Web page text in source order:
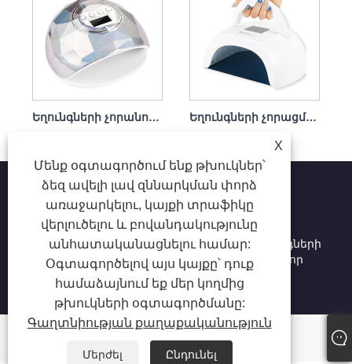
Եղունգների չորանոց Եղունգների չորացման լամպ եղունգների լաքերի համար 86w Եղունգների չորացման լամպ Սպիտակ բուժիչ արագ 80 վտ շարժական
X
Մենք օգտագործում ենք թխուկներ՝
ձեզ ավելի լավ զննարկման փորձ
առաջարկելու, կայքի տրաֆիկը
վերլուծելու և բովանդակությունը
անհատականացնելու համար:
Օգտագործելով այս կայքը՝ դուք
համաձայնում եք մեր կողմից
թխուկների օգտագործմանը:
Գաղտնիության քաղաքականություն
Մերժել Ընդունել
Հեղինակային իրավունք © 2025 Shenzhen Ruina
Optoelectronic Co., Ltd - Եղունգների լամպ, եղունգների
փորվածք, եղունգների փոշու կոլեկցիոներ. Բոլոր
իրավունքները պաշտպանված են: